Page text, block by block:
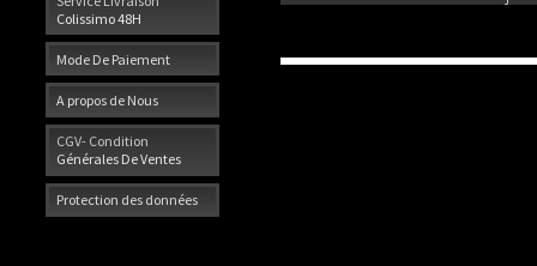
Colissimo 48H
Mode De Paiement
A propos de Nous
CGV- Condition
Générales De Ventes
Protection des données